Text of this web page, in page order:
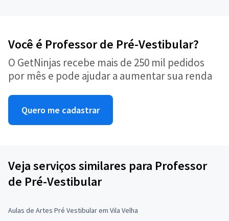
Você é Professor de Pré-Vestibular?
O GetNinjas recebe mais de 250 mil pedidos
por mês e pode ajudar a aumentar sua renda
Quero me cadastrar
Veja serviços similares para Professor
de Pré-Vestibular
Aulas de Artes Pré Vestibular em Vila Velha